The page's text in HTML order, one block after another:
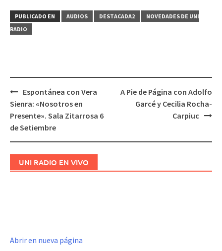
PUBLICADO EN AUDIOS DESTACADA2
NOVEDADES DE UNI
RADIO
Navegación
de
entradas
Espontánea con Vera
Sienra: «Nosotros en
Presente». Sala Zitarrosa 6
de Setiembre
A Pie de Página con Adolfo
Garcé y Cecilia Rocha-
Carpiuc
UNI RADIO EN VIVO
Abrir en nueva página